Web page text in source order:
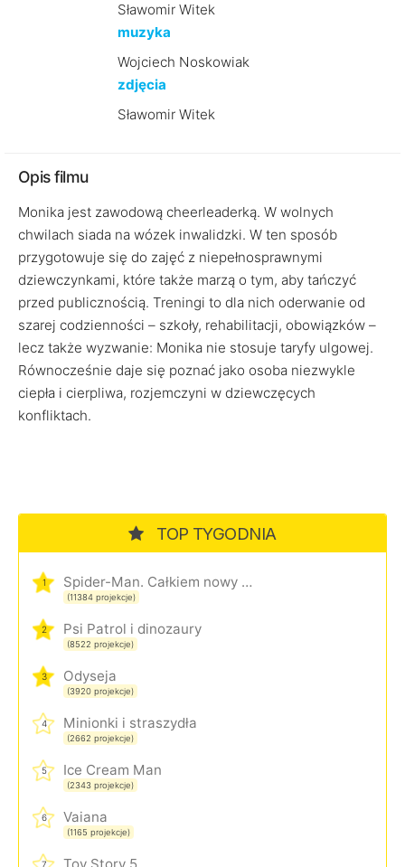
Sławomir Witek
muzyka
Wojciech Noskowiak
zdjęcia
Sławomir Witek
Opis filmu
Monika jest zawodową cheerleaderką. W wolnych
chwilach siada na wózek inwalidzki. W ten sposób
przygotowuje się do zajęć z niepełnosprawnymi
dziewczynkami, które także marzą o tym, aby tańczyć
przed publicznością. Treningi to dla nich oderwanie od
szarej codzienności – szkoły, rehabilitacji, obowiązków –
lecz także wyzwanie: Monika nie stosuje taryfy ulgowej.
Równocześnie daje się poznać jako osoba niezwykle
ciepła i cierpliwa, rozjemczyni w dziewczęcych
konfliktach.
TOP TYGODNIA
1 Spider-Man. Całkiem nowy dzień
(11384 projekcje)
2 Psi Patrol i dinozaury
(8522 projekcje)
3 Odyseja
(3920 projekcje)
4 Minionki i straszydła
(2662 projekcje)
5 Ice Cream Man
(2343 projekcje)
6 Vaiana
(1165 projekcje)
7